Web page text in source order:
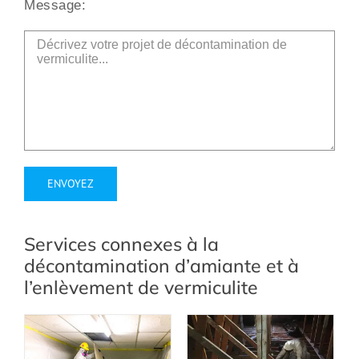
Message:
Services connexes à la
décontamination d’amiante et à
l’enlèvement de vermiculite
vermiculite sans
amiante